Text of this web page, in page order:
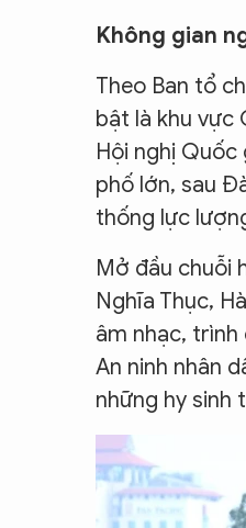
Không gian
Theo Ban tổ
bật là khu vực
Hội nghị
phố lớn, sau
thống lực
Mở đầu chuỗi
Nghĩa Thục,
âm nhạc, trình
An ninh nhân
những hy sinh